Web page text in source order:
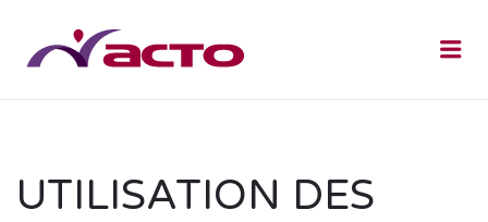
UTILISATION DES